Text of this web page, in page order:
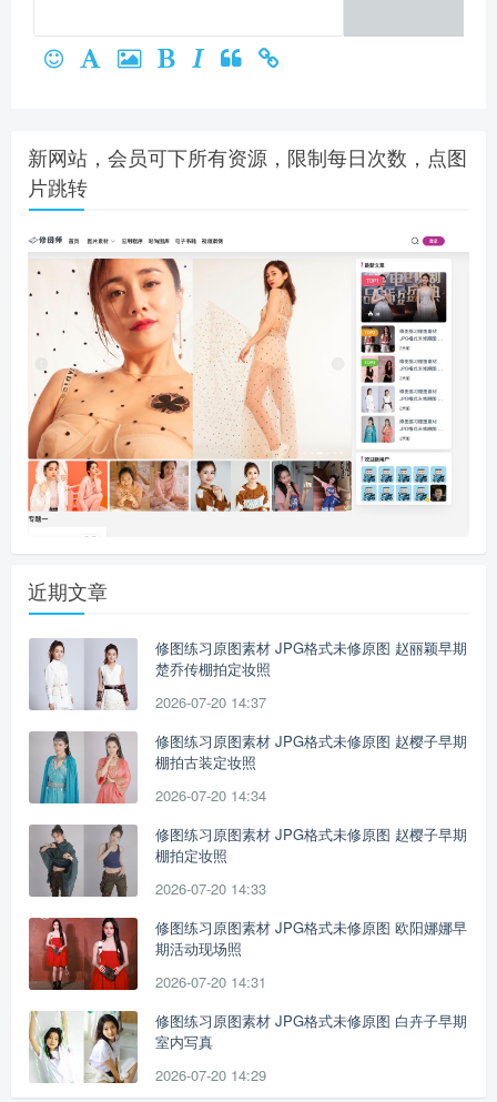
新网站，会员可下所有资源，限制每日次数，点图
片跳转
近期文章
修图练习原图素材 JPG格式未修原图 赵丽颖早期
楚乔传棚拍定妆照
2026-07-20 14:37
修图练习原图素材 JPG格式未修原图 赵樱子早期
棚拍古装定妆照
2026-07-20 14:34
修图练习原图素材 JPG格式未修原图 赵樱子早期
棚拍定妆照
2026-07-20 14:33
修图练习原图素材 JPG格式未修原图 欧阳娜娜早
期活动现场照
2026-07-20 14:31
修图练习原图素材 JPG格式未修原图 白卉子早期
室内写真
2026-07-20 14:29